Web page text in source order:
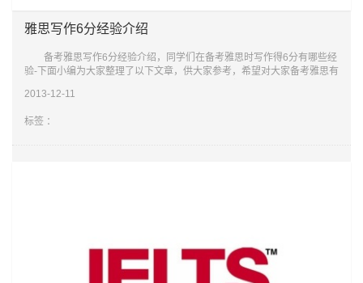
雅思写作6分经验介绍
备考雅思写作6分经验介绍，同学们在备考雅思时写作得6分有哪些经
验-下面小编为大家整理了以下文章，供大家参考，希望对大家备考雅思有
低，那
2013-12-11
标签 ：